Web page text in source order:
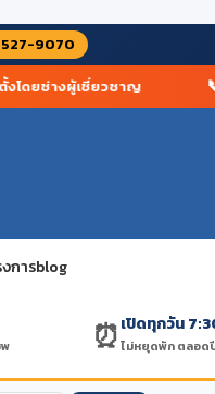
9070
ดยช่างผู้เชี่ยวชาญ
การblog
⏰เปิดทุกวัน
ไม่หยุดพัก ตลอด